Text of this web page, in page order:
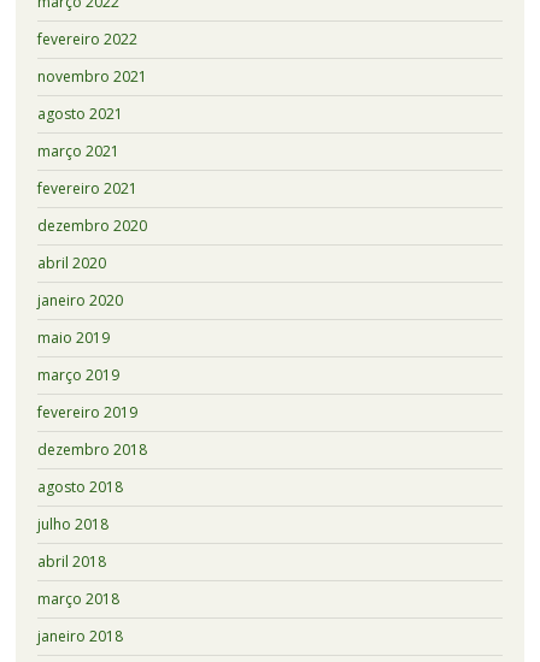
fevereiro 2022
novembro 2021
agosto 2021
março 2021
fevereiro 2021
dezembro 2020
abril 2020
janeiro 2020
maio 2019
março 2019
fevereiro 2019
dezembro 2018
agosto 2018
julho 2018
abril 2018
março 2018
janeiro 2018